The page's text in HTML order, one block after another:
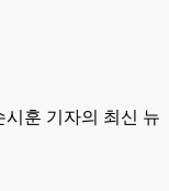
훈 기자의 최신 뉴